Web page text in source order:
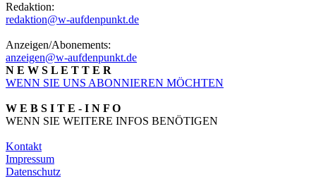
Redaktion:
redaktion@w-aufdenpunkt.de
Anzeigen/Abonements:
anzeigen@w-aufdenpunkt.de
N E W S L E T T E R
WENN SIE UNS ABONNIEREN MÖCHTEN
W E B S I T E - I N F O
WENN SIE WEITERE INFOS BENÖTIGEN
Kontakt
Impressum
Datenschutz